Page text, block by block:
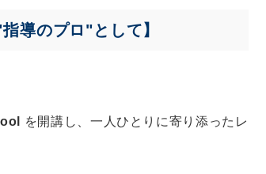
導のプロ"として】
を開講し、一人ひとりに寄り添ったレ